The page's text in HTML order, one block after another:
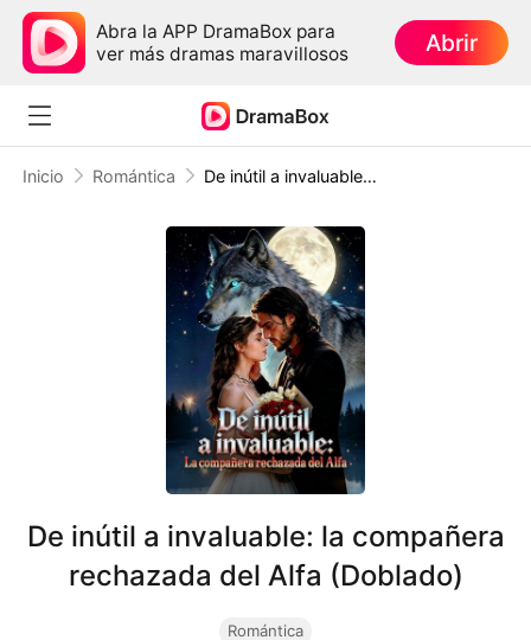
Abra la APP DramaBox para
ver más dramas maravillosos
Abrir
Inicio Romántica De inútil a invaluable: la compañera rechazada del Alfa (Doblado)
De inútil a invaluable: la compañera
rechazada del Alfa (Doblado)
Romántica